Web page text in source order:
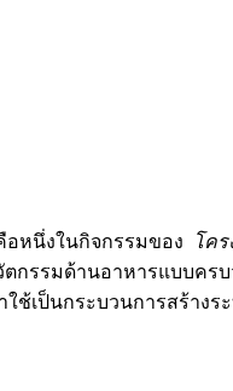
อหนึ่งในกิจกรรมของ โค
รรมด้านอาหารแบบคร
ใช้เป็นกระบวนการสร้าง